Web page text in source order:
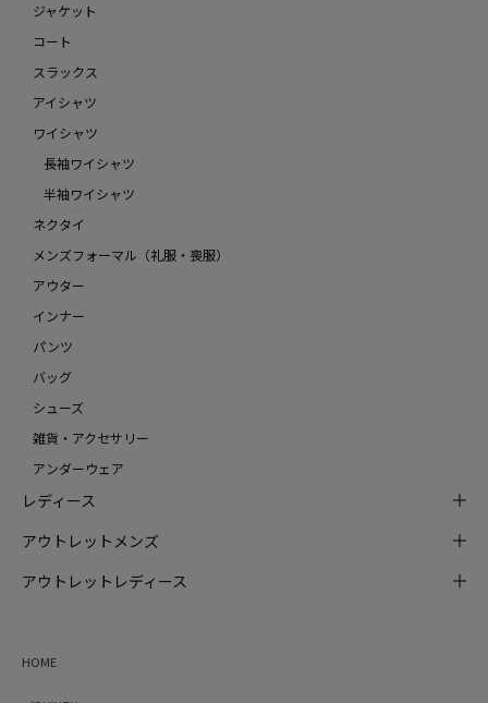
ジャケット
コート
スラックス
アイシャツ
ワイシャツ
長袖ワイシャツ
半袖ワイシャツ
ネクタイ
メンズフォーマル（礼服・喪服）
アウター
インナー
パンツ
バッグ
シューズ
雑貨・アクセサリー
アンダーウェア
レディース
アウトレットメンズ
アウトレットレディース
HOME